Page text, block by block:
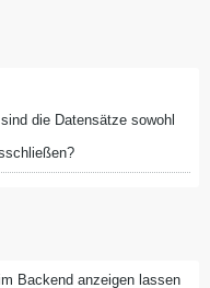
die Datensätze sowohl
Backend anzeigen lassen